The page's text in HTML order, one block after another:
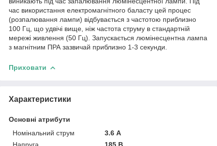
час використання електромагнітного баласту цей процес
(розпалювання лампи) відбувається з частотою приблизно
100 Гц, що удвічі вище, ніж частота струму в стандартній
мережі живлення (50 Гц). Запускається люмінесцентна лампа
з магнітним ПРА зазвичай приблизно 1-3 секунди.
Приховати
Характеристики
Основні атрибути
Номінальний струм
3.6 А
Напруга
185 В